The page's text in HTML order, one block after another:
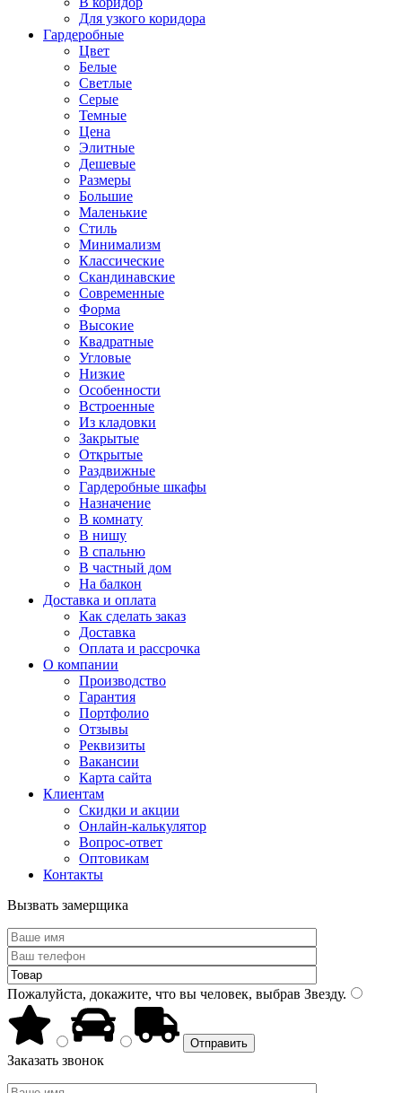
Для узкого коридора
Гардеробные
Цвет
Белые
Светлые
Серые
Темные
Цена
Элитные
Дешевые
Размеры
Большие
Маленькие
Стиль
Минимализм
Классические
Скандинавские
Современные
Форма
Высокие
Квадратные
Угловые
Низкие
Особенности
Встроенные
Из кладовки
Закрытые
Открытые
Раздвижные
Гардеробные шкафы
Назначение
В комнату
В нишу
В спальню
В частный дом
На балкон
Доставка и оплата
Как сделать заказ
Доставка
Оплата и рассрочка
О компании
Производство
Гарантия
Портфолио
Отзывы
Реквизиты
Вакансии
Карта сайта
Клиентам
Скидки и акции
Онлайн-калькулятор
Вопрос-ответ
Оптовикам
Контакты
Вызвать замерщика
Пожалуйста, докажите, что вы человек, выбрав Звезду.
Заказать звонок